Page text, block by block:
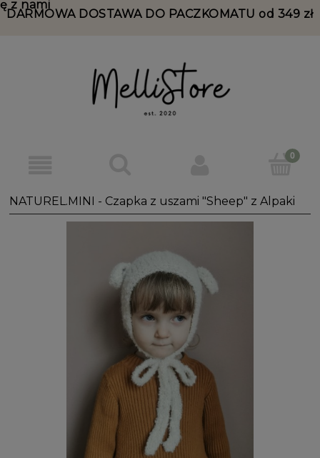
z nami
DARMOWA DOSTAWA DO PACZKOMATU od 349 zł
NATUREL.MINI - Czapka z uszami "Sheep" z Alpaki